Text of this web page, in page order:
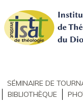
SÉMINAIRE DE
BIBLIOTHÈQUE